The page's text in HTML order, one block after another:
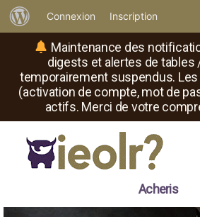
Maintenance des
digests et alertes de tables
temporairement suspendus.
(activation de compte, mot de
actifs. Merci de votre
propos
de
WordPress
Connexion Inscription
où
Acheris